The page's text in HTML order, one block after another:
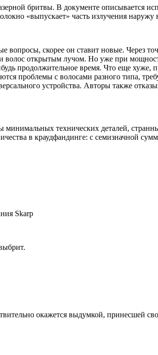
бритвы. В документе описывается
«выпускает» часть излучения наружу
вопросы, скорее он ставит новые. Через
открытым лучом. Но уже при
продолжительное время. Что еще хуже,
проблемы с волосами разного типа,
устройства. Авторы также
технических деталей,
в краудфандинге: с семизначной
Skarp
окажется выдумкой, принесшей